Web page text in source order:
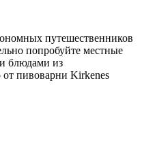
путешественников
попробуйте местные
блюдами из
от пивоварни Kirkenes